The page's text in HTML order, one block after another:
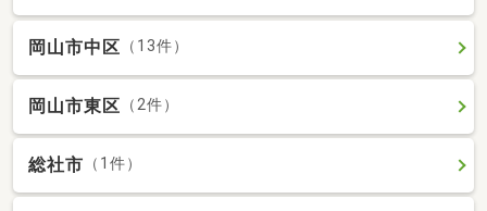
岡山市中区 （13件）
岡山市東区 （2件）
総社市 （1件）